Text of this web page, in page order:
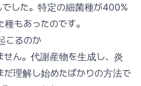
した。特定の細菌種が400%
もあったのです。
こるのか
ん。代謝産物を生成し、炎
理解し始めたばかりの方法で